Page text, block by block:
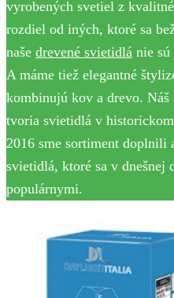
vyrobených svetiel z
rozdiel od iných, ktoré sa
naše drevené svietidlá nie sú
A máme tiež elegantné
kombinujú kov a drevo. Náš
tvoria svietidlá v
2016 sme sortiment doplnili
svietidlá, ktoré sa v dnešnej
populárnymi.